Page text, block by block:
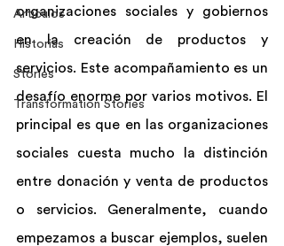
Artículos
Historias
Stories
Transformation Stories
organizaciones sociales y gobiernos
en la creación de productos y
servicios. Este acompañamiento es un
desafío enorme por varios motivos. El
principal es que en las organizaciones
sociales cuesta mucho la distinción
entre donación y venta de productos
o servicios. Generalmente, cuando
empezamos a buscar ejemplos, suelen